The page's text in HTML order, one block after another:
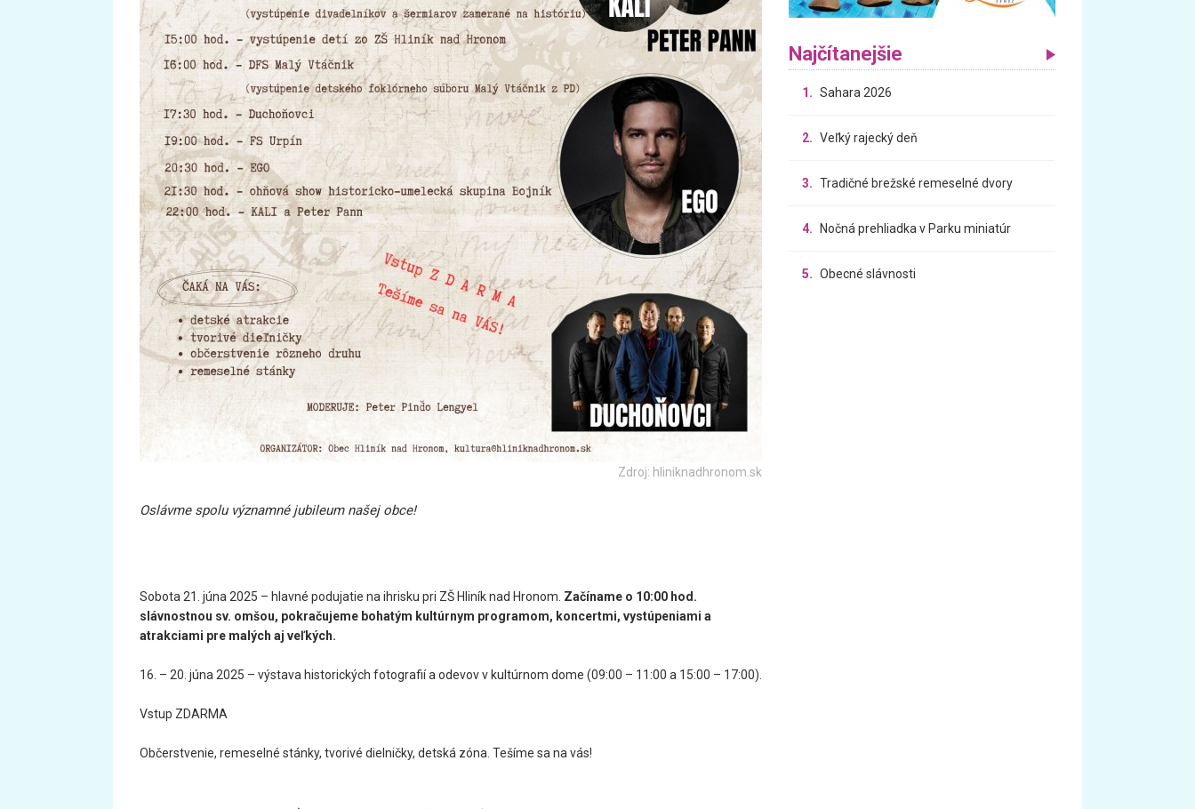
Zdroj: hliniknadhronom.sk
Oslávme spolu významné jubileum našej obce!
Sobota 21. júna 2025 – hlavné podujatie na ihrisku pri ZŠ Hliník nad Hronom. Začíname o 10:00 hod.
slávnostnou sv. omšou, pokračujeme bohatým kultúrnym programom, koncertmi, vystúpeniami a
atrakciami pre malých aj veľkých.
16. – 20. júna 2025 – výstava historických fotografií a odevov v kultúrnom dome (09:00 – 11:00 a 15:00 – 17:00).
Vstup ZDARMA
Občerstvenie, remeselné stánky, tvorivé dielničky, detská zóna. Tešíme sa na vás!
Najčítanejšie
1. Sahara 2026
2. Veľký rajecký deň
3. Tradičné brežské remeselné dvory
4. Nočná prehliadka v Parku miniatúr
5. Obecné slávnosti